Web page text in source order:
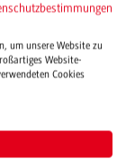
um unsere Website zu
Website-
Cookies